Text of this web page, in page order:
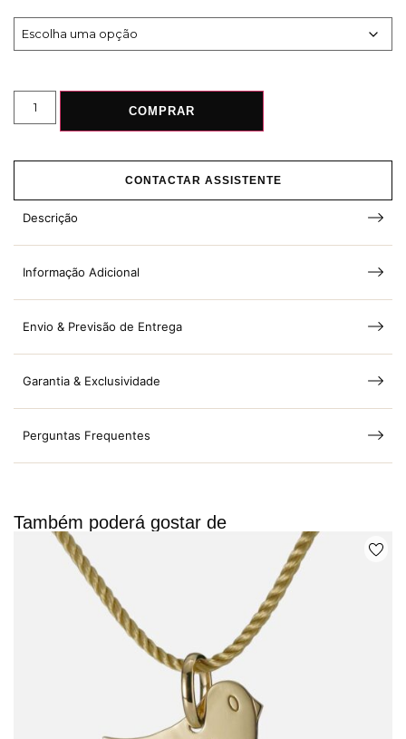
COMPRAR
CONTACTAR ASSISTENTE
Descrição
Informação Adicional
Envio & Previsão de Entrega
Garantia & Exclusividade
Perguntas Frequentes
Também poderá gostar de